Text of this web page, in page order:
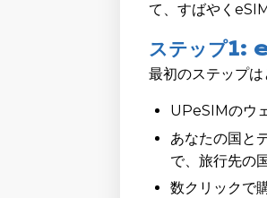
て、すばやく
ステップ1:
最初のステップ
UPeSIMのウ
あなたの国と
で、旅行先の
数クリックで